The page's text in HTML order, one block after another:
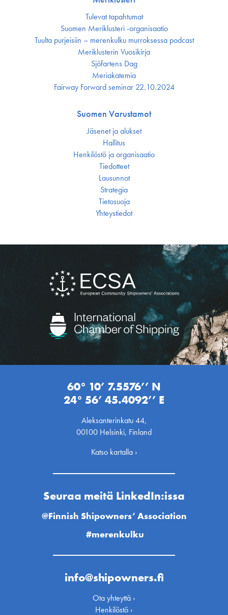
Tulevat tapahtumat
Suomen Meriklusteri -organisaatio
Tuulta purjeisiin – merenkulku murroksessa podcast
Meriklusterin Vuosikirja
Sjöfartens Dag
Meriakatemia
Fairway Forward seminar 22.10.2024
Suomen Varustamot
Jäsenet ja alukset
Hallitus
Henkilöstö ja organisaatio
Tiedotteet
Lausunnot
Strategia
Tietosuoja
Yhteystiedot
60° 10’ 7.5576’’ N
24° 56’ 45.4092’’ E
Aleksanterinkatu 44,
00100 Helsinki, Finland
Katso kartalla ›
Seuraa meitä LinkedIn:issa
@Finnish Shipowners’ Association
#merenkulku
info@shipowners.fi
Ota yhteyttä ›
Henkilöstö ›